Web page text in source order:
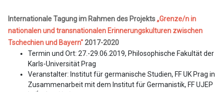
Internationale Tagung im Rahmen des Projekts„Grenze/n in
nationalen und transnationalen Erinnerungskulturen zwischen
Tschechien und Bayern"2017-2020
Termin und Ort: 27.-29.06.2019, Philosophische Fakultät der
Karls-Universität Prag
Veranstalter: Institut für germanische Studien, FF UK Prag in
Zusammenarbeit mit dem Institut für Germanistik, FF UJEP